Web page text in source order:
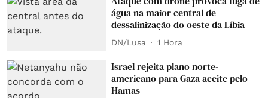
água na maior central de
dessalinização do oeste da Líbia
DN/Lusa 1 Hora
Israel rejeita plano norte-
americano para Gaza aceite pelo
Hamas